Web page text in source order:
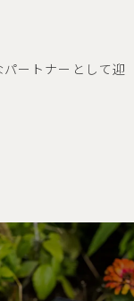
ートナーとして迎